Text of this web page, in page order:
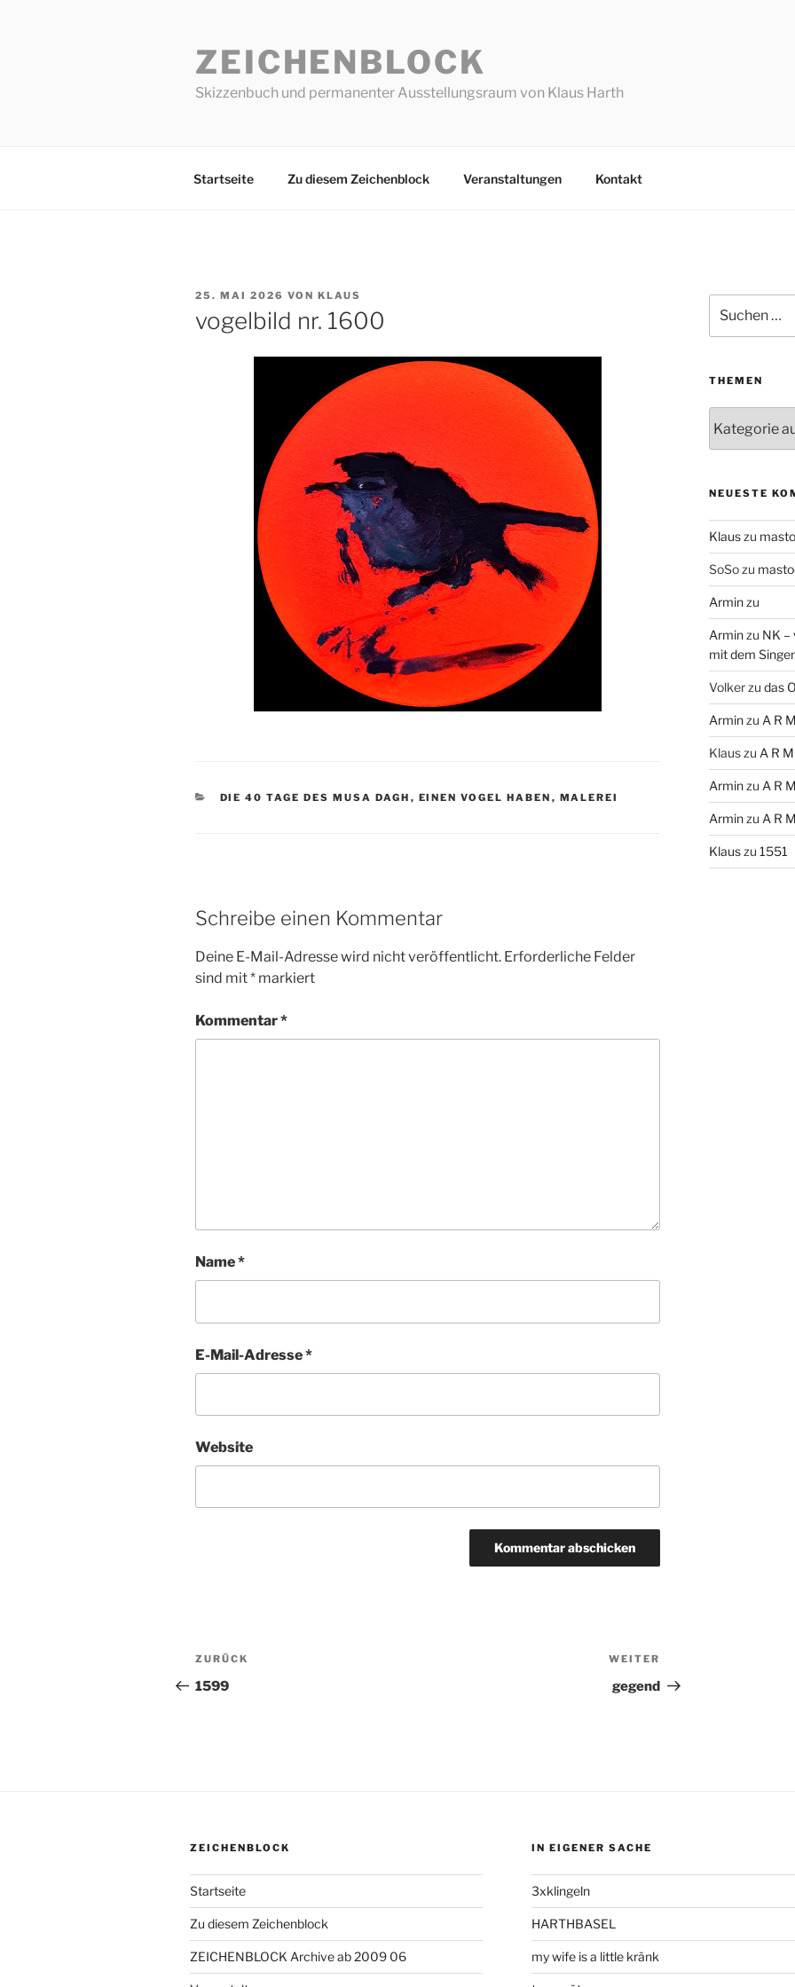
ZEICHENBLOCK
Skizzenbuch und permanenter Ausstellungsraum von Klaus Harth
Startseite Zu diesem Zeichenblock Veranstaltungen Kontakt
VERÖFFENTLICHT
25. MAI 2026 VON KLAUS
vogelbild nr. 1600
KATEGORIEN
DIE 40 TAGE DES MUSA DAGH , EINEN VOGEL HABEN , MALEREI
Schreibe einen Kommentar
Deine E-Mail-Adresse wird nicht veröffentlicht. Erforderliche Felder
sind mit* markiert
Kommentar*
Name*
E-Mail-Adresse*
Website
Beitragsnavigation
Vorheriger
Beitrag
ZURÜCK
1599
Beitrag
WEITER
gegend
nach:
THEMEN
NEUESTE
Klauszu
SoSozu
Arminzu
Arminzu NK –
mit dem
Volkerzu das
Arminzu A R
Klauszu A R
Arminzu A R
Arminzu A R
Klauszu 1551
ZEICHENBLOCK
Startseite
Zu diesem Zeichenblock
ZEICHENBLOCK Archive ab 2009 06
IN EIGENER SACHE
3xklingeln
HARTHBASEL
my wife is a little kränk